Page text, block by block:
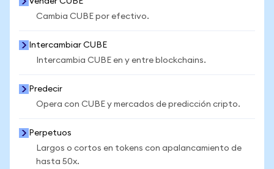
Cambia CUBE por efectivo.
Intercambiar CUBE
Intercambia CUBE en y entre blockchains.
Predecir
Opera con CUBE y mercados de predicción cripto.
Perpetuos
Largos o cortos en tokens con apalancamiento de
hasta 50x.